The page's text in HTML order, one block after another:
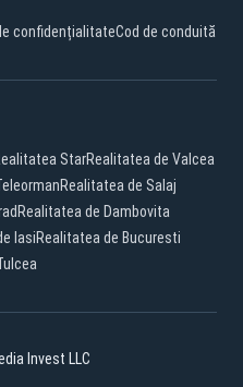
confidențialitateCod de conduită
StarRealitatea de Valcea
Realitatea de Salaj
Realitatea de Dambovita
IasiRealitatea de Bucuresti
Invest LLC